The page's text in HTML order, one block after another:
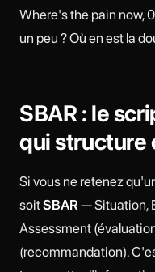
Where's the pain now,
un peu ? Où en est la
SBAR : le
qui structure
Si vous ne retenez
soitSBAR — Situation,
Assessment
(recommandation).